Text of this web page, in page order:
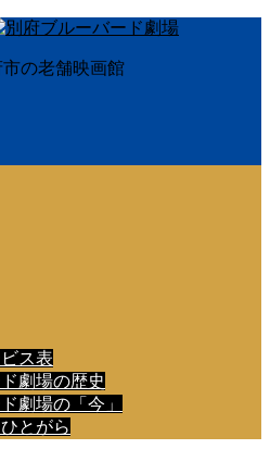
の老舗映画館
ス表
劇場の歴史
劇場の「今」
とがら